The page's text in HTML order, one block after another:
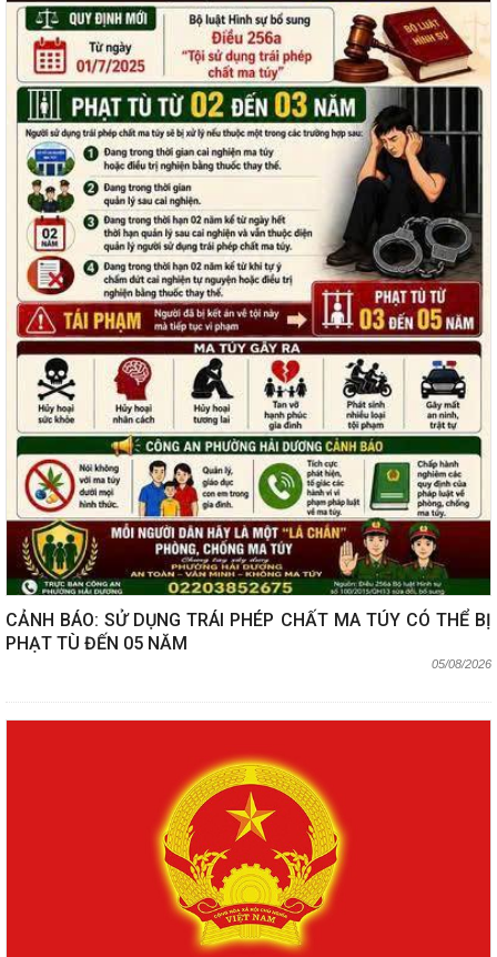
CẢNH BÁO: SỬ DỤNG TRÁI PHÉP CHẤT MA TÚY CÓ THỂ BỊ
PHẠT TÙ ĐẾN 05 NĂM
05/08/2026